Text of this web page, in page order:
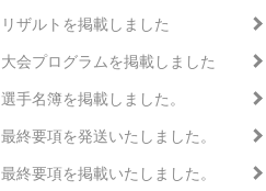
リザルトを掲載しました
大会プログラムを掲載しました
選手名簿を掲載しました。
最終要項を発送いたしました。
最終要項を掲載いたしました。